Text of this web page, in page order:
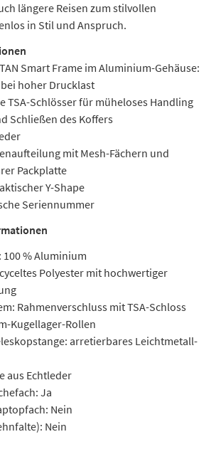
längere Reisen zum stilvollen
in Stil und Anspruch.
Smart Frame im Aluminium-Gehäuse:
hoher Drucklast
TSA-Schlösser für müheloses Handling
Schließen des Koffers
mit Mesh-Fächern und
Packplatte
Y-Shape
Seriennummer
% Aluminium
Polyester mit hochwertiger
Rahmenverschluss mit TSA-Schloss
Kugellager-Rollen
arretierbares Leichtmetall-
aus Echtleder
Ja
Nein
Nein